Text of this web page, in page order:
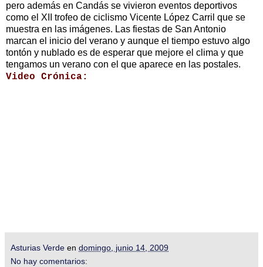
pero además en Candás se vivieron eventos deportivos
como el XII trofeo de ciclismo Vicente López Carril que se
muestra en las imágenes. Las fiestas de San Antonio
marcan el inicio del verano y aunque el tiempo estuvo algo
tontón y nublado es de esperar que mejore el clima y que
tengamos un verano con el que aparece en las postales.
Video Crónica:
Asturias Verde en domingo, junio 14, 2009
No hay comentarios: